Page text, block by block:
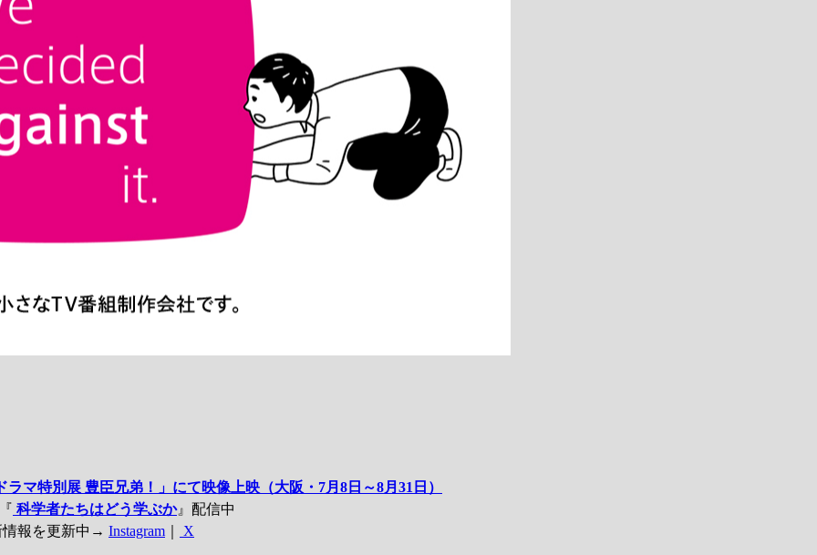
ラマ特別展 豊臣兄弟！」にて映像上映（大阪・7月8日～8月31日）
科学者たちはどう学ぶか』配信中
報を更新中→ Instagram X